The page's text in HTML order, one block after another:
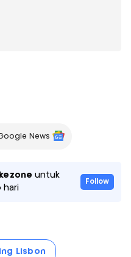
News
untuk
Follow
Lisbon